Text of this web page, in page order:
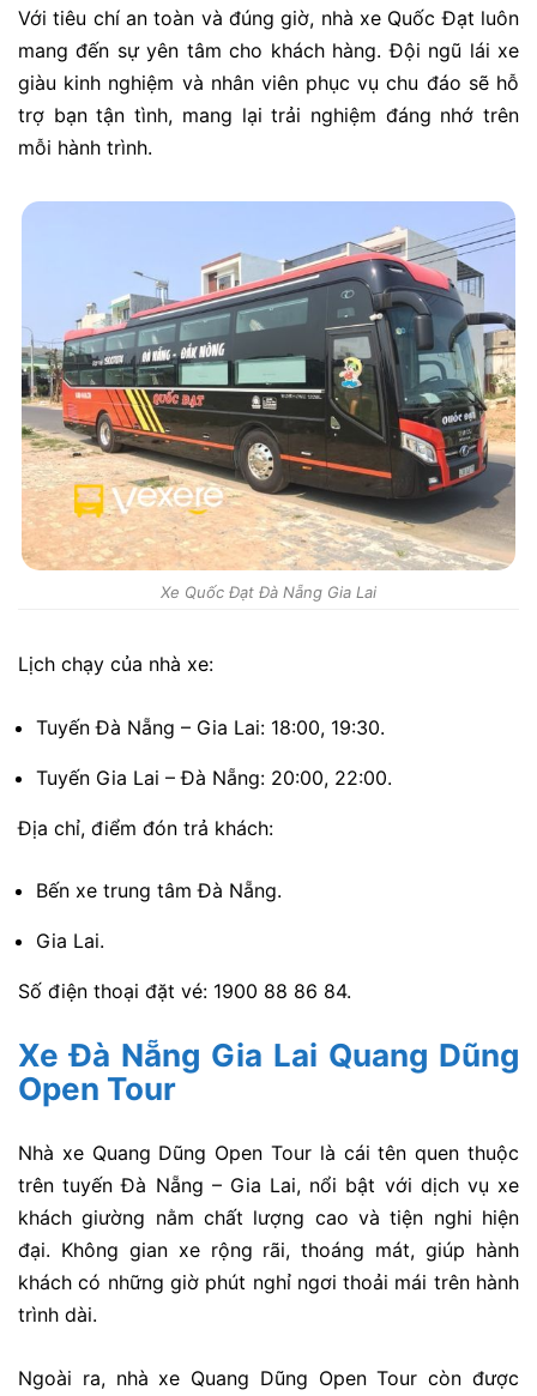
Với tiêu chí an toàn và đúng giờ, nhà xe Quốc Đạt luôn
mang đến sự yên tâm cho khách hàng. Đội ngũ lái xe
giàu kinh nghiệm và nhân viên phục vụ chu đáo sẽ hỗ
trợ bạn tận tình, mang lại trải nghiệm đáng nhớ trên
mỗi hành trình.
Xe Quốc Đạt Đà Nẵng Gia Lai
Lịch chạy của nhà xe:
Tuyến Đà Nẵng – Gia Lai: 18:00, 19:30.
Tuyến Gia Lai – Đà Nẵng: 20:00, 22:00.
Địa chỉ, điểm đón trả khách:
Bến xe trung tâm Đà Nẵng.
Gia Lai.
Số điện thoại đặt vé: 1900 88 86 84.
Xe Đà Nẵng Gia Lai Quang Dũng
Open Tour
Nhà xe Quang Dũng Open Tour là cái tên quen thuộc
trên tuyến Đà Nẵng – Gia Lai, nổi bật với dịch vụ xe
khách giường nằm chất lượng cao và tiện nghi hiện
đại. Không gian xe rộng rãi, thoáng mát, giúp hành
khách có những giờ phút nghỉ ngơi thoải mái trên hành
trình dài.
Ngoài ra, nhà xe Quang Dũng Open Tour còn được